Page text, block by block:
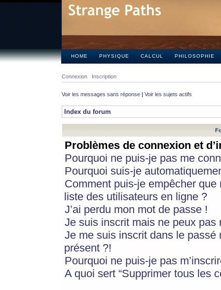
HOME PHYSIQUE CALCUL PHILOSOPHIE
Connexion Inscription
Voir les messages sans réponse | Voir les sujets actifs
Index du forum
Problèmes de connexion et
Pourquoi ne puis-je pas me
Pourquoi suis-je
Comment puis-je empêcher
liste des utilisateurs en ligne ?
J’ai perdu mon mot de passe !
Je suis inscrit mais ne peux pas
Je me suis inscrit dans le
présent ?!
Pourquoi ne puis-je pas
A quoi sert “Supprimer tous les